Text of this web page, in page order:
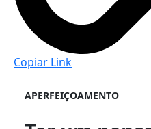
Copiar Link
APERFEIÇOAMENTO